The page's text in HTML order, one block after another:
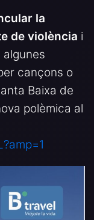
la
de violència i
cançons o
Baixa de
polèmica al